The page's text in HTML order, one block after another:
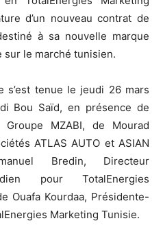
d’un nouveau contrat de
à sa nouvelle marque
sur le marché tunisien.
s’est tenue le jeudi 26 mars
Bou Saïd, en présence de
MZABI, de Mourad
ATLAS AUTO et ASIAN
Bredin, Directeur
pour TotalEnergies
Ouafa Kourdaa, Présidente-
Marketing Tunisie.